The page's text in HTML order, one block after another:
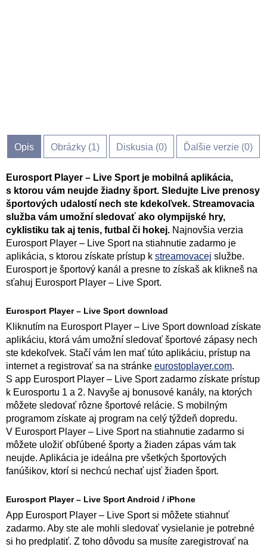
Opis Obrázky (1) Diskusia (0) Ďalšie verzie (0)
Eurosport Player – Live Sport je mobilná aplikácia,
s ktorou vám neujde žiadny šport. Sledujte Live prenosy
športových udalostí nech ste kdekoľvek. Streamovacia
služba vám umožní sledovať ako olympijské hry,
cyklistiku tak aj tenis, futbal či hokej. Najnovšia verzia
Eurosport Player – Live Sport na stiahnutie zadarmo je
aplikácia, s ktorou získate prístup k streamovacej službe.
Eurosport je športový kanál a presne to získaš ak klikneš na
sťahuj Eurosport Player – Live Sport.
Eurosport Player – Live Sport download
Kliknutím na Eurosport Player – Live Sport download získate
aplikáciu, ktorá vám umožní sledovať športové zápasy nech
ste kdekoľvek. Stačí vám len mať túto aplikáciu, prístup na
internet a registrovať sa na stránke eurostoplayer.com.
S app Eurosport Player – Live Sport zadarmo získate prístup
k Eurosportu 1 a 2. Navyše aj bonusové kanály, na ktorých
môžete sledovať rôzne športové relácie. S mobilným
programom získate aj program na celý týždeň dopredu.
V Eurosport Player – Live Sport na stiahnutie zadarmo si
môžete uložiť obľúbené športy a žiaden zápas vám tak
neujde. Aplikácia je ideálna pre všetkých športových
fanúšikov, ktorí si nechcú nechať ujsť žiaden šport.
Eurosport Player – Live Sport Android / iPhone
App Eurosport Player – Live Sport si môžete stiahnuť
zadarmo. Aby ste ale mohli sledovať vysielanie je potrebné
si ho predplatiť. Z toho dôvodu sa musíte zaregistrovať na